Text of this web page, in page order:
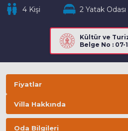
4 Kişi 2 Yatak Odası
Kültür ve
Belge No : 07-
Fiyatlar
Villa Hakkında
Oda Bilgileri